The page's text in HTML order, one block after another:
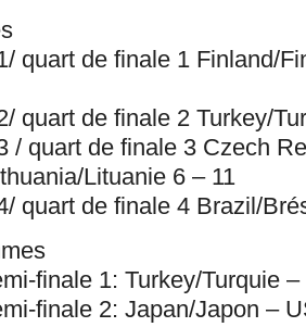
quart de finale 1 Finland/
quart de finale 2 Turkey/
/ quart de finale 3 Czech
Lituanie 6 – 11
quart de finale 4 Brazil/
finale 1: Turkey/Turquie
finale 2: Japan/Japon –